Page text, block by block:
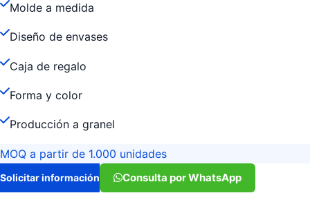
Molde a medida
Diseño de envases
Caja de regalo
Forma y color
Producción a granel
MOQ a partir de 1.000 unidades
Solicitar información Consulta por WhatsApp